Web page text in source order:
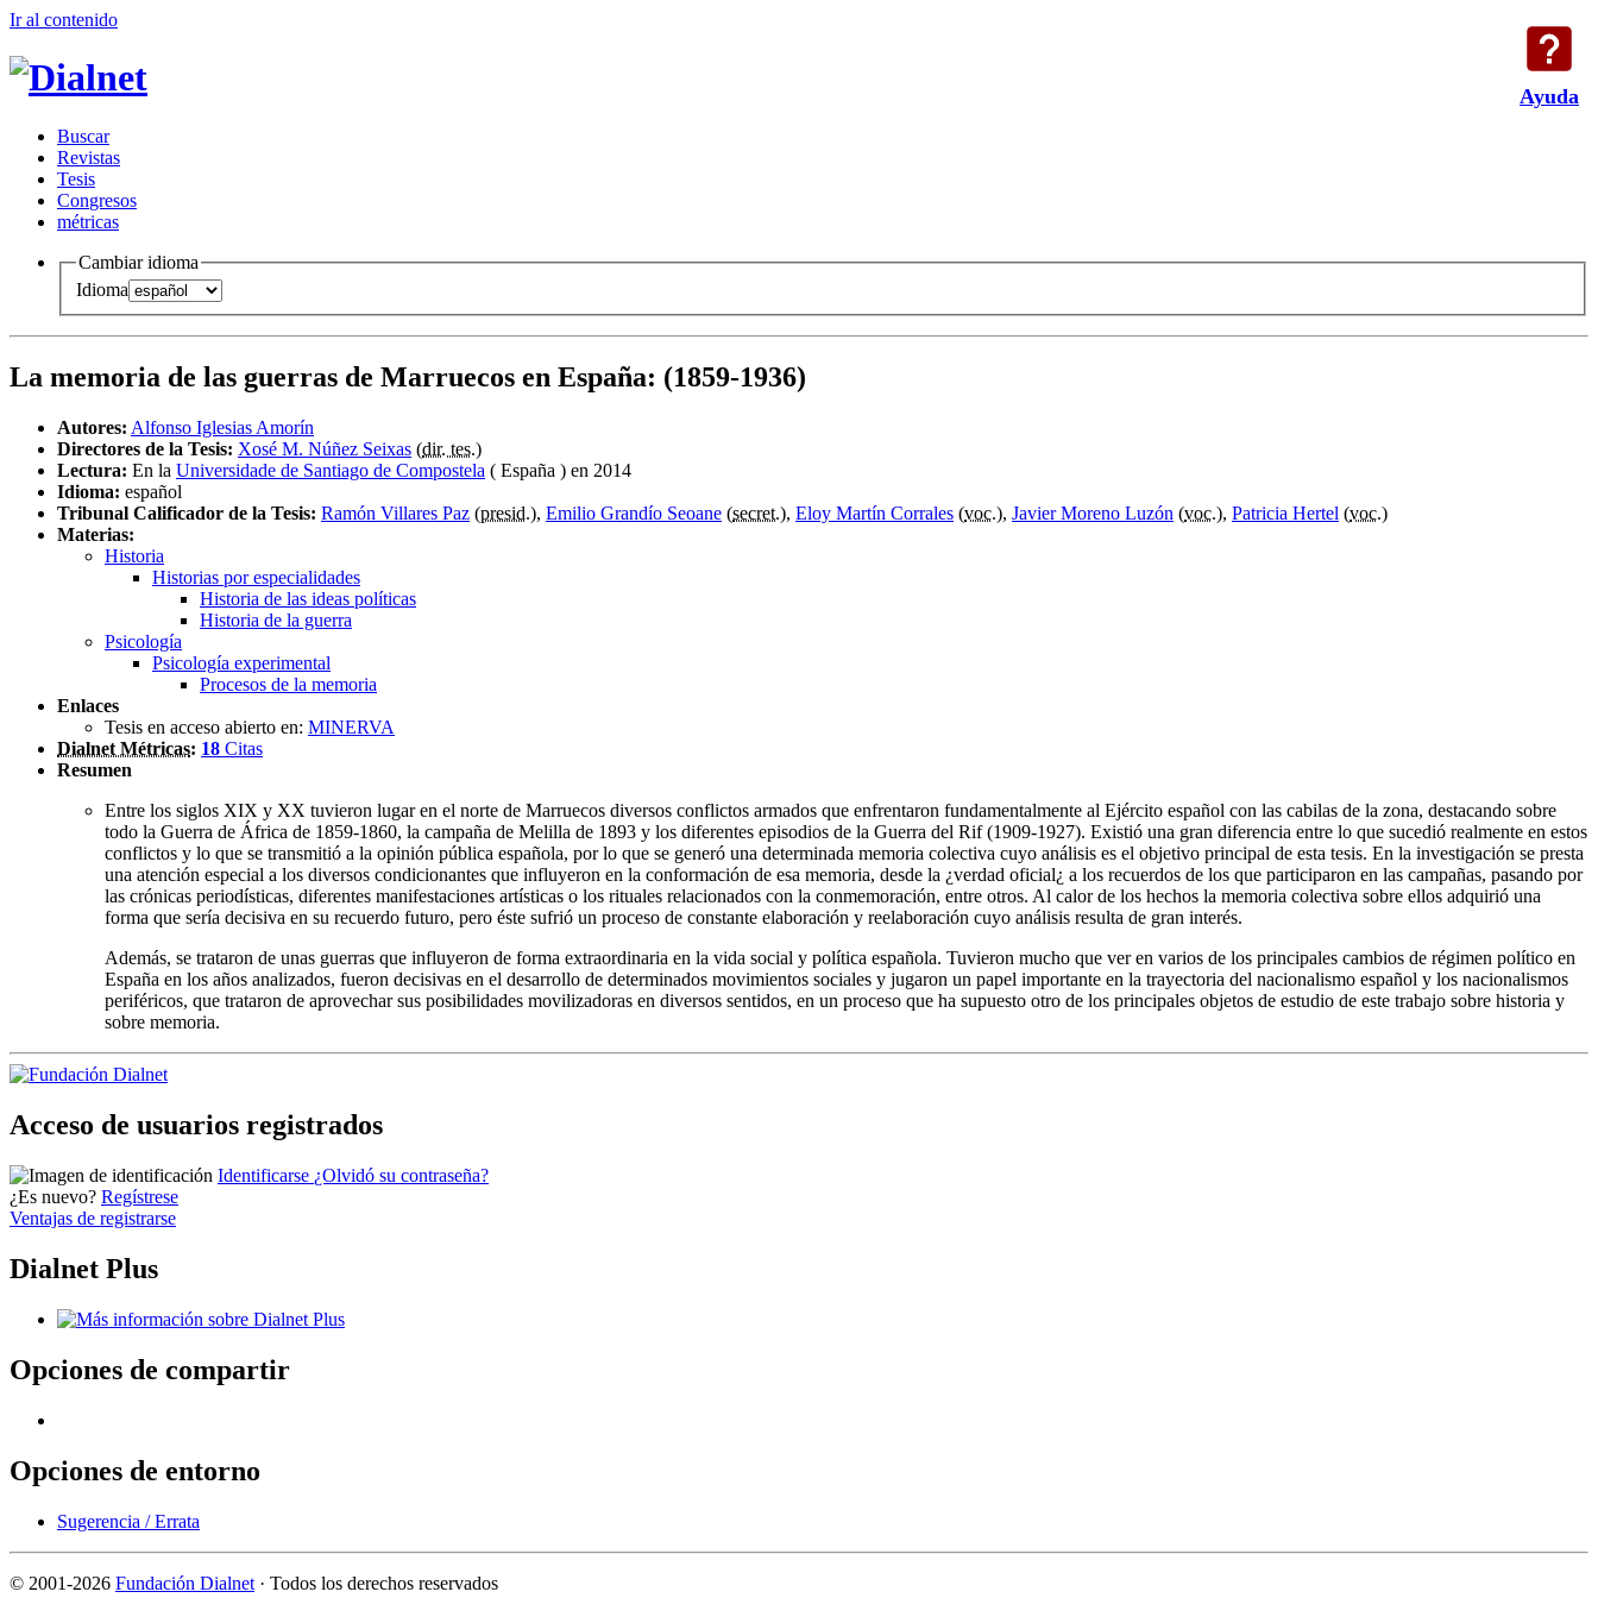
Ayuda
Ir al contenido
Buscar
Revistas
Tesis
Congresos
métricas
Cambiar idioma
Idioma
La memoria de las guerras de Marruecos en España: (1859-1936)
Autores: Alfonso Iglesias Amorín
Directores de la Tesis: Xosé M. Núñez Seixas (dir. tes.)
Lectura: En la Universidade de Santiago de Compostela ( España ) en 2014
Idioma: español
Tribunal Calificador de la Tesis: Ramón Villares Paz (presid.), Emilio Grandío Seoane (secret.), Eloy Martín Corrales (voc.), Javier Moreno Luzón (voc.), Patricia Hertel (voc.)
Materias:
Historia
Historias por especialidades
Historia de las ideas políticas
Historia de la guerra
Psicología
Psicología experimental
Procesos de la memoria
Enlaces
Tesis en acceso abierto en: MINERVA
Dialnet Métricas: 18 Citas
Resumen
Entre los siglos XIX y XX tuvieron lugar en el norte de Marruecos diversos conflictos armados que enfrentaron fundamentalmente al Ejército español con las cabilas de la zona, destacando sobre
todo la Guerra de África de 1859-1860, la campaña de Melilla de 1893 y los diferentes episodios de la Guerra del Rif (1909-1927). Existió una gran diferencia entre lo que sucedió realmente en estos
conflictos y lo que se transmitió a la opinión pública española, por lo que se generó una determinada memoria colectiva cuyo análisis es el objetivo principal de esta tesis. En la investigación se presta
una atención especial a los diversos condicionantes que influyeron en la conformación de esa memoria, desde la ¿verdad oficial¿ a los recuerdos de los que participaron en las campañas, pasando por
las crónicas periodísticas, diferentes manifestaciones artísticas o los rituales relacionados con la conmemoración, entre otros. Al calor de los hechos la memoria colectiva sobre ellos adquirió una
forma que sería decisiva en su recuerdo futuro, pero éste sufrió un proceso de constante elaboración y reelaboración cuyo análisis resulta de gran interés.
Además, se trataron de unas guerras que influyeron de forma extraordinaria en la vida social y política española. Tuvieron mucho que ver en varios de los principales cambios de régimen político en
España en los años analizados, fueron decisivas en el desarrollo de determinados movimientos sociales y jugaron un papel importante en la trayectoria del nacionalismo español y los nacionalismos
periféricos, que trataron de aprovechar sus posibilidades movilizadoras en diversos sentidos, en un proceso que ha supuesto otro de los principales objetos de estudio de este trabajo sobre historia y
sobre memoria.
Acceso de usuarios registrados
Identificarse ¿Olvidó su contraseña?
¿Es nuevo? Regístrese
Ventajas de registrarse
Dialnet Plus
Opciones de compartir
Opciones de entorno
Sugerencia / Errata
© 2001-2026 Fundación Dialnet · Todos los derechos reservados